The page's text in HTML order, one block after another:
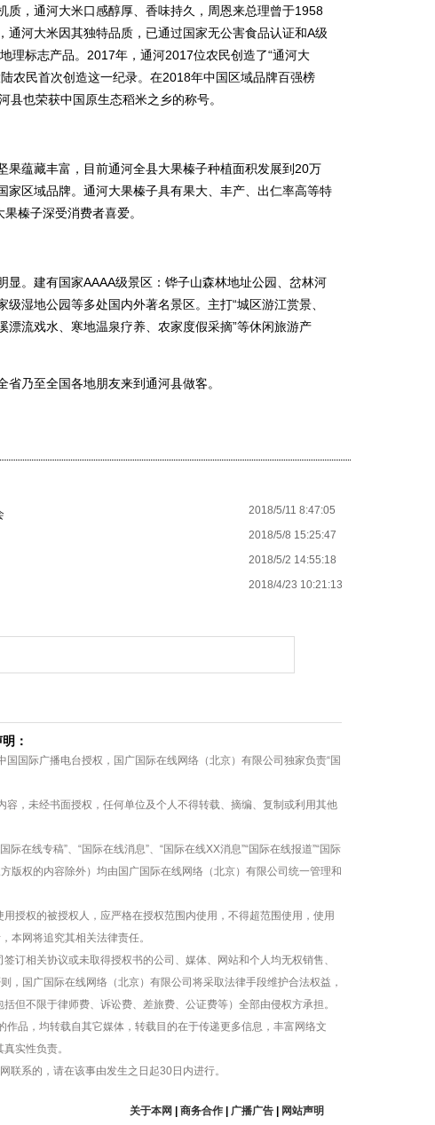
，通河大米口感醇厚、香味持久，周恩来总理曾于1958
通河大米因其独特品质，已通过国家无公害食品认证和A级
理标志产品。2017年，通河2017位农民创造了“通河大
农民首次创造这一纪录。在2018年中国区域品牌百强榜
县也荣获中国原生态稻米之乡的称号。
蕴藏丰富，目前通河全县大果榛子种植面积发展到20万
家区域品牌。通河大果榛子具有果大、丰产、出仁率高等特
榛子深受消费者喜爱。
。建有国家AAAA级景区：铧子山森林地址公园、岔林河
湿地公园等多处国内外著名景区。主打“城区游江赏景、
漂流戏水、寒地温泉疗养、农家度假采摘”等休闲旅游产
乃至全国各地朋友来到通河县做客。
2018/5/11 8:47:05
2018/5/8 15:25:47
2018/5/2 14:55:18
2018/4/23 10:21:13
：
国国际广播电台授权，国广国际在线网络（北京）有限公司独家负责“国
容，未经书面授权，任何单位及个人不得转载、摘编、复制或利用其他
际在线专稿”、“国际在线消息”、“国际在线XX消息”“国际在线报道”“国际
版权的内容除外）均由国广国际在线网络（北京）有限公司统一管理和
授权的被授权人，应严格在授权范围内使用，不得超范围使用，使用
本网将追究其相关法律责任。
订相关协议或未取得授权书的公司、媒体、网站和个人均无权销售、
，国广国际在线网络（北京）有限公司将采取法律手段维护合法权益，
但不限于律师费、诉讼费、差旅费、公证费等）全部由侵权方承担。
作品，均转载自其它媒体，转载目的在于传递更多信息，丰富网络文
实性负责。
联系的，请在该事由发生之日起30日内进行。
关于本网 商务合作| 广播广告| 网站声明